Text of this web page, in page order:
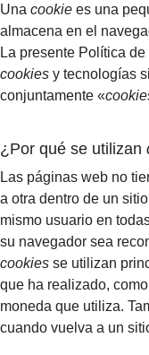
Una cookie es una
almacena en el
La presente Política
cookies y tecnologías
conjuntamente «
¿Por qué se utilizan
Las páginas web no
a otra dentro de un
mismo usuario en
su navegador sea
cookies se utilizan
que ha realizado,
moneda que utiliza.
cuando vuelva a un